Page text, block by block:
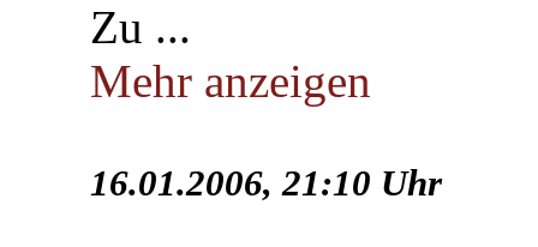
Zu ...
Mehr anzeigen
16.01.2006, 21:10 Uhr